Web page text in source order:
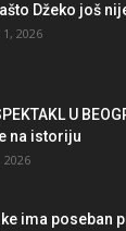
Džeko još
2026
U
na istoriju
2026
ima poseban